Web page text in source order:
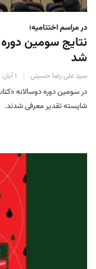
در مراسم اختتامیه؛
نتایج سومین
شد
سید علی رضا حسینی ۱ آبان ۱۴۰۴
شایسته‌ تقدیر معرفی شدند.